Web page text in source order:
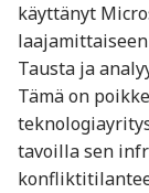
käyttänyt
Tausta ja
Tämä on
tavoilla sen